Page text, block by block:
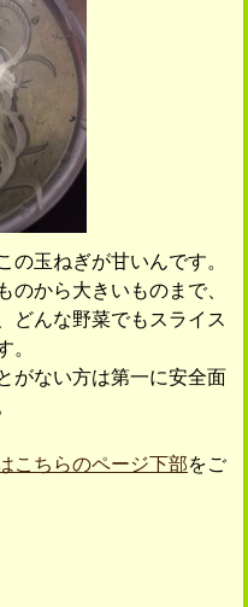
の玉ねぎが甘いんです。
のから大きいものまで、
どんな野菜でもスライス
。
がない方は第一に安全面
こちらのページ下部をご